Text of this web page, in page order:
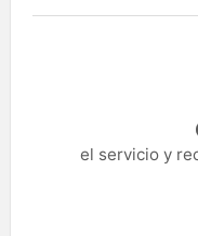
el servicio y